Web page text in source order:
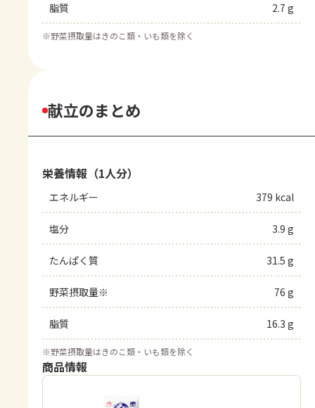
脂質 2.7 g
※野菜摂取量はきのこ類・いも類を除く
献立のまとめ
栄養情報（1人分）
エネルギー 379 kcal
塩分 3.9 g
たんぱく質 31.5 g
野菜摂取量※ 76 g
脂質 16.3 g
※野菜摂取量はきのこ類・いも類を除く
商品情報